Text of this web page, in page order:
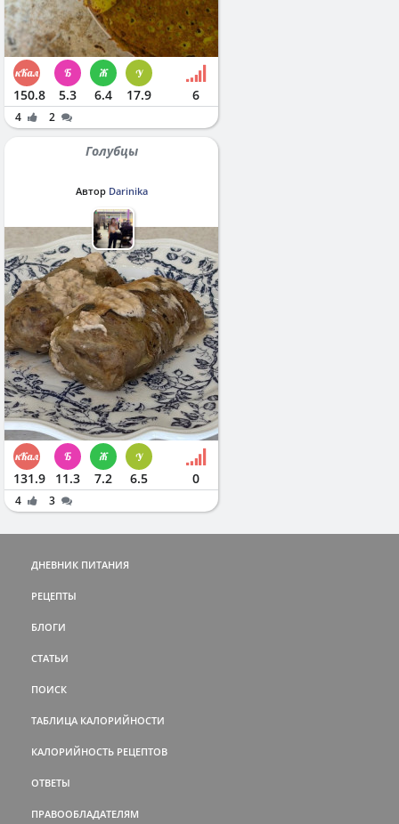
150.8 5.3 6.4 17.9 6
4 2
Голубцы
Автор Darinika
131.9 11.3 7.2 6.5 0
4 3
ДНЕВНИК ПИТАНИЯ
РЕЦЕПТЫ
БЛОГИ
СТАТЬИ
ПОИСК
ТАБЛИЦА КАЛОРИЙНОСТИ
КАЛОРИЙНОСТЬ РЕЦЕПТОВ
ОТВЕТЫ
ПРАВООБЛАДАТЕЛЯМ